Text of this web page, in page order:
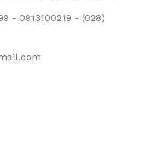
- 0913100219 - (028)